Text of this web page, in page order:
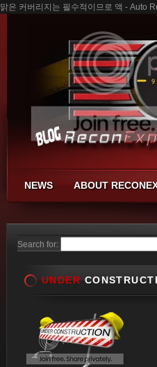
맑은 커버리지는 필수적이므로 액 - Auto
NEWS ABOUT
Search for:
UNDER